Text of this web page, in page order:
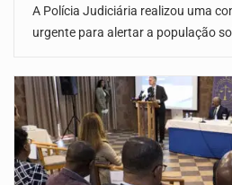
A Polícia Judiciária realizou uma
urgente para alertar a população